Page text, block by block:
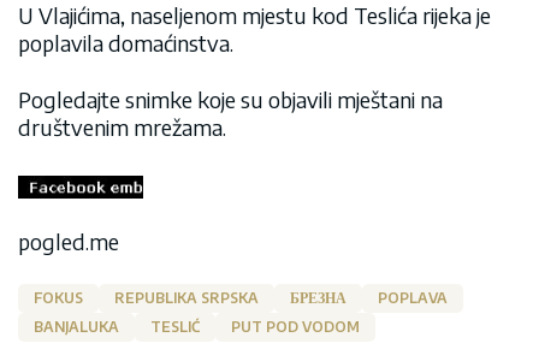
U Vlajićima, naseljenom mjestu kod Teslića rijeka je
poplavila domaćinstva.
Pogledajte snimke koje su objavili mještani na
društvenim mrežama.
pogled.me
FOKUS REPUBLIKA SRPSKA БРЕЗНА
POPLAVA
BANJALUKA
TESLIĆ PUT POD VODOM